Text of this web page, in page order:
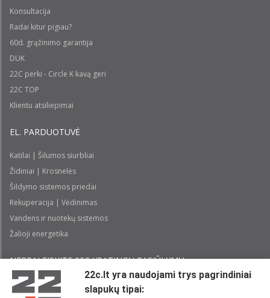
Konsultacija
Radai kitur pigiau?
60d. grąžinimo garantija
DUK
22C perki - Circle K kavą geri
22C TOP
Klientu atsiliepimai
EL. PARDUOTUVĖ
Katilai | Šilumos siurbliai
Židiniai | Krosnelės
Šildymo sistemos priedai
Rekuperacija | Vėdinimas
Vandens ir nuotekų sistemos
Žalioji energetika
NEPRALEISKITE 22С YPATINGŲ PASIŪLYMŲ:
22c.lt yra naudojami trys pagrindiniai
slapukų tipai: